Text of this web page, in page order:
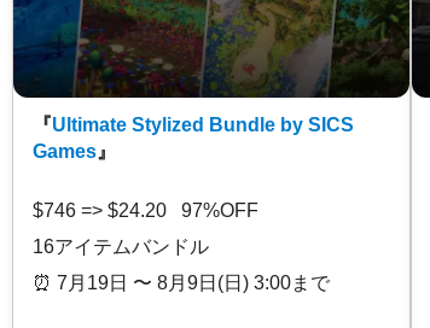
『Ultimate Stylized Bundle by SICS
Games』
$746 => $24.20 97%OFF
16アイテムバンドル
⏰️ 7月19日 〜 8月9日(日) 3:00まで